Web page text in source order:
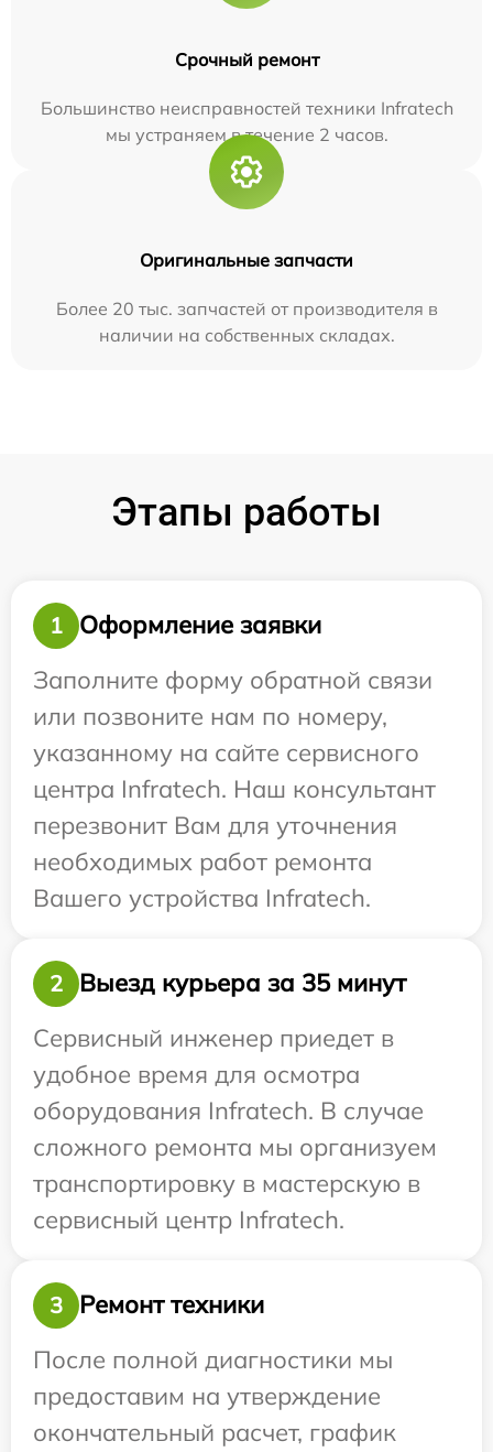
Срочный ремонт
Большинство неисправностей техники Infratech
мы устраняем в течение 2 часов.
Оригинальные запчасти
Более 20 тыс. запчастей от производителя в
наличии на собственных складах.
Этапы работы
1
Оформление заявки
Заполните форму обратной связи
или позвоните нам по номеру,
указанному на сайте сервисного
центра Infratech. Наш консультант
перезвонит Вам для уточнения
необходимых работ ремонта
Вашего устройства Infratech.
2
Выезд курьера за 35 минут
Сервисный инженер приедет в
удобное время для осмотра
оборудования Infratech. В случае
сложного ремонта мы организуем
транспортировку в мастерскую в
сервисный центр Infratech.
3
Ремонт техники
После полной диагностики мы
предоставим на утверждение
окончательный расчет, график